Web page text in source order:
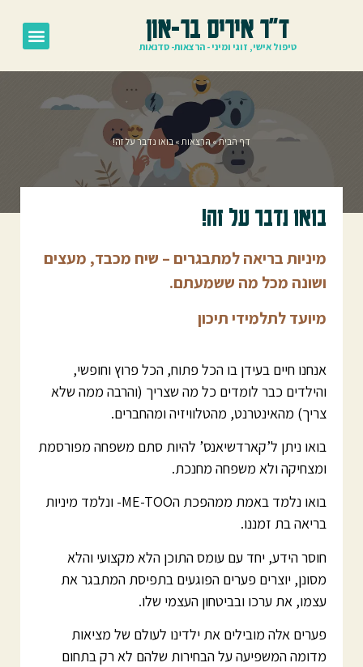
ד"ר איריס בר-און
טיפול אישי, זוגי ומיני - הרצאות- סדנאות
דף הבית»הרצאות »בואו נדבר על זה!
בואו נדבר על זה!
מיניות בריאה למתבגרים – שיח מכבד, מעצים
ושונה מכל מה ששמעתם.
מיועד לתלמידי תיכון
אנחנו חיים בעידן בו הכל פתוח, הכל פרוץ וחופשי,
והילדים כבר לומדים כל מה שצריך (והרבה ממה שלא
צריך) מהאינטרנט, מהטלוויזיה ומהחברים.
בואו ניתן ל’קארדשיאנס’ להיות סתם משפחה מפורסמת
ומצחיקה ולא משפחה מחנכת.
בואו נלמד באמת ממהפכת הME-TOO- ונלמד מיניות
בריאה בת זמננו.
חוסר הידע, יחד עם עומס התוכן הלא מקצועי והלא
מסונן, יוצרים פערים הפוגעים בתפיסת המתבגר את
עצמו, את ערכו ובביטחון העצמי שלו.
פערים אלה מובילים את ילדינו לעולם של מציאות
מדומה המשפיעה על הבחירות שלהם לא רק בתחום